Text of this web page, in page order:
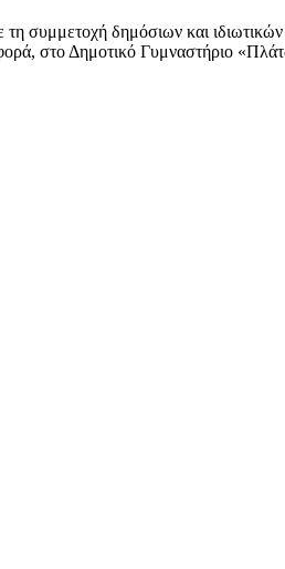
συμμετοχή δημόσιων και
στο Δημοτικό Γυμναστήριο